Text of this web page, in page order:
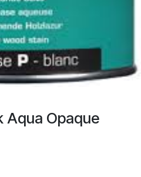
Aqua Opaque